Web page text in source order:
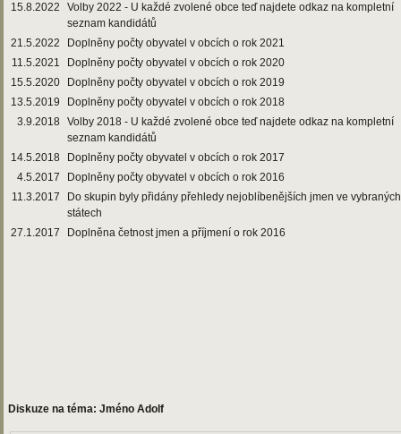
15.8.2022
Volby 2022 - U každé zvolené obce teď najdete odkaz na kompletní
seznam kandidátů
21.5.2022
Doplněny počty obyvatel v obcích o rok 2021
11.5.2021
Doplněny počty obyvatel v obcích o rok 2020
15.5.2020
Doplněny počty obyvatel v obcích o rok 2019
13.5.2019
Doplněny počty obyvatel v obcích o rok 2018
3.9.2018 Volby 2018 - U každé zvolené obce teď najdete odkaz na kompletní
seznam kandidátů
14.5.2018
Doplněny počty obyvatel v obcích o rok 2017
4.5.2017
Doplněny počty obyvatel v obcích o rok 2016
11.3.2017
Do skupin byly přidány přehledy nejoblíbenějších jmen ve vybraných
státech
27.1.2017
Doplněna četnost jmen a příjmení o rok 2016
Diskuze na téma: Jméno Adolf